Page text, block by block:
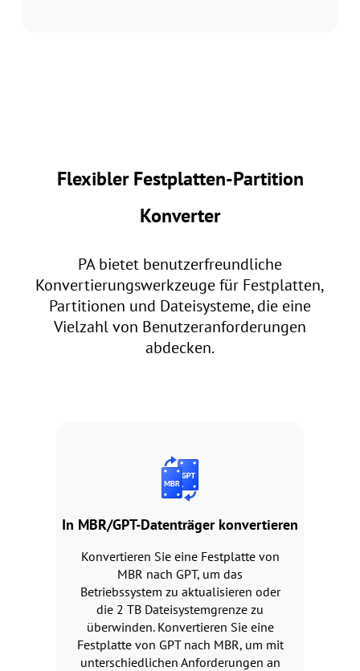
Flexibler Festplatten-Partition
Konverter
PA bietet benutzerfreundliche
Konvertierungswerkzeuge für Festplatten,
Partitionen und Dateisysteme, die eine
Vielzahl von Benutzeranforderungen
abdecken.
In MBR/GPT-Datenträger konvertieren
Konvertieren Sie eine Festplatte von
MBR nach GPT, um das
Betriebssystem zu aktualisieren oder
die 2 TB Dateisystemgrenze zu
überwinden. Konvertieren Sie eine
Festplatte von GPT nach MBR, um mit
unterschiedlichen Anforderungen an